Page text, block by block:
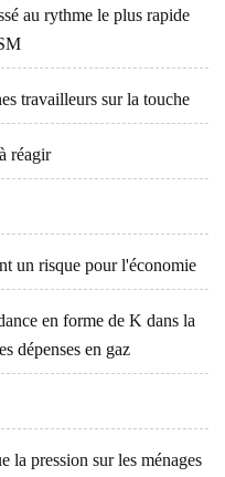
au rythme le plus rapide
travailleurs sur la touche
réagir
un risque pour l'économie
en forme de K dans la
dépenses en gaz
la pression sur les ménages